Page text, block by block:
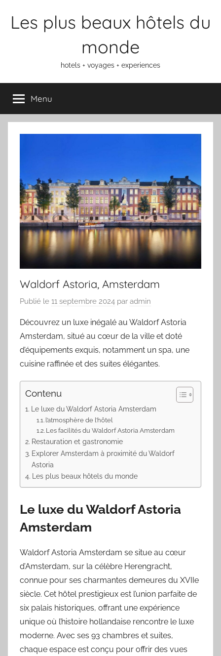
Les plus beaux hôtels du
monde
hotels + voyages + experiences
Menu
Waldorf Astoria, Amsterdam
Publié le 11 septembre 2024 par admin
Découvrez un luxe inégalé au Waldorf Astoria
Amsterdam, situé au cœur de la ville et doté
d’équipements exquis, notamment un spa, une
cuisine raffinée et des suites élégantes.
Contenu
Le luxe du Waldorf Astoria Amsterdam
l’atmosphère de l’hôtel
Les facilités du Waldorf Astoria Amsterdam
Restauration et gastronomie
Explorer Amsterdam à proximité du Waldorf
Astoria
Les plus beaux hôtels du monde
Le luxe du Waldorf Astoria
Amsterdam
Waldorf Astoria Amsterdam se situe au cœur
d’Amsterdam, sur la célèbre Herengracht,
connue pour ses charmantes demeures du XVIIe
siècle. Cet hôtel prestigieux est l’union parfaite de
six palais historiques, offrant une expérience
unique où l’histoire hollandaise rencontre le luxe
moderne. Avec ses 93 chambres et suites,
chaque espace est conçu pour offrir des vues